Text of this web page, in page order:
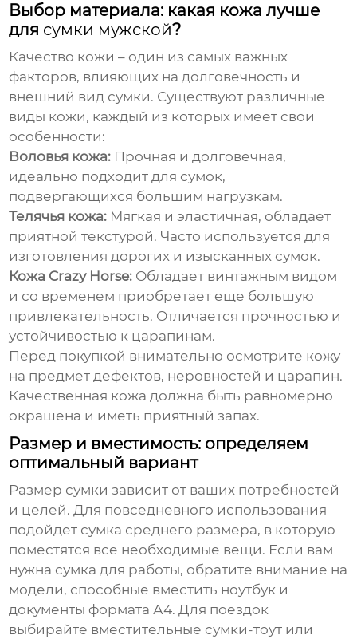
Выбор материала: какая кожа лучше
для сумки мужской?
Качество кожи – один из самых важных
факторов, влияющих на долговечность и
внешний вид сумки. Существуют различные
виды кожи, каждый из которых имеет свои
особенности:
Воловья кожа: Прочная и долговечная,
идеально подходит для сумок,
подвергающихся большим нагрузкам.
Телячья кожа: Мягкая и эластичная, обладает
приятной текстурой. Часто используется для
изготовления дорогих и изысканных сумок.
Кожа Crazy Horse: Обладает винтажным видом
и со временем приобретает еще большую
привлекательность. Отличается прочностью и
устойчивостью к царапинам.
Перед покупкой внимательно осмотрите кожу
на предмет дефектов, неровностей и царапин.
Качественная кожа должна быть равномерно
окрашена и иметь приятный запах.
Размер и вместимость: определяем
оптимальный вариант
Размер сумки зависит от ваших потребностей
и целей. Для повседневного использования
подойдет сумка среднего размера, в которую
поместятся все необходимые вещи. Если вам
нужна сумка для работы, обратите внимание на
модели, способные вместить ноутбук и
документы формата А4. Для поездок
выбирайте вместительные сумки-тоут или